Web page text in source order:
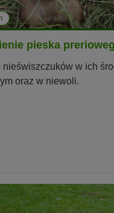
pieska
nieświszczuków w ich
oraz w niewoli.